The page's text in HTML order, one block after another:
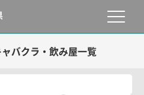
バクラ・飲み屋一覧